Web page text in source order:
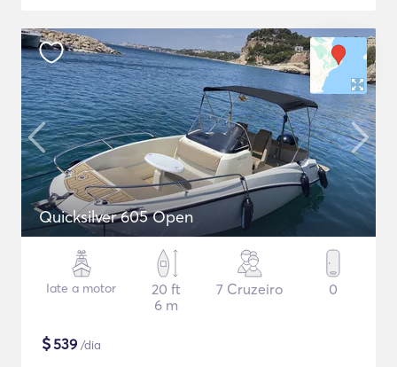
Quicksilver 605 Open
Iate a motor
20 ft
6 m
7 Cruzeiro 0
$539 /dia